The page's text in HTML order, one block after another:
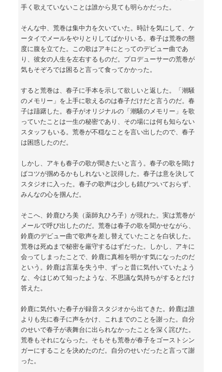
手く歌えていないことは誰から見ても明らかだった。
そんな中、荒巻は集中力を欠いていた。時計を気にして、ケ
ータイでメールをやりとりしてばかりいる。春子は荒巻の態
度に腹を立てた。この歌はアキにとってのデビュー曲であ
り、彼女の人生を左右するものだ。プロデューサーの荒巻が
気もそぞろでは困ると言って食ってかかった。
すると荒巻は、春子に手本を示して欲しいと返した。「潮騒
のメモリー」を上手に歌えるのは春子だけだと言うのだ。春
子は躊躇した。春子がオリジナルの「潮騒のメモリー」を歌
っていたことは一生の秘密であり、その場には何も知らない
スタッフもいる。荒巻が不穏なことを言い出したので、春子
は困惑したのだ。
しかし、アキも春子の歌が聞きたいと言う。春子の歌を聞け
ばコツが掴めるかもしれないと説得した。春子は意を決して
スタジオに入った。春子の歌声は少しも錆びついておらず、
みんなの心を掴んだ。
そこへ、鈴鹿ひろ美（薬師丸ひろ子）が現れた。実は荒巻が
メールで呼び出したのだ。荒巻は春子の歌を聞かせながら、
鈴鹿のデビュー曲で歌声を差し替えていたことを白状した。
荒巻は死ぬまで秘密を厳守するはずだった。しかし、アキに
会ってしまったことで、鈴鹿に真相を明かす気になったのだ
という。鈴鹿は言葉を失う中、ずっと昔に気付いていたよう
な、今はじめて知ったような、不思議な気持ちがするとだけ
答えた。
鈴鹿に気付いた春子が録音スタジオから出てきた。鈴鹿は誰
よりも先に春子に声をかけ、これまでのことを謝った。自分
のせいで春子が表舞台に出られなかったことを深く詫びた。
荒巻もそれにならった。そもそも荒巻が春子をゴーストシン
ガーにすることを決めたのだ。自分のせいだったと言って謝
った。